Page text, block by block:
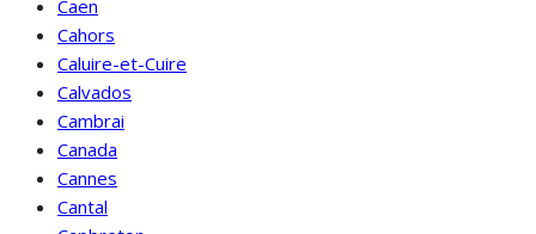
Caen
Cahors
Caluire-et-Cuire
Calvados
Cambrai
Canada
Cannes
Cantal